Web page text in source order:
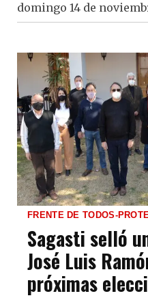
domingo 14 de
FRENTE DE TODOS-
Sagasti selló
José Luis
próximas